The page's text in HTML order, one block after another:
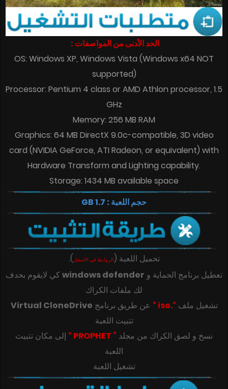
الحد الأدنى من المواصفات :
OS: Windows XP, Windows Vista (Windows x64 NOT
supported)
Processor: Pentium 4 class or AMD Athlon processor, 1.5
GHz
Memory: 256 MB RAM
Graphics: 64 MB DirectX 9.0c-compatible, 3D video
card (NVIDIA GeForce, ATI Radeon, or equivalent) with
Hardware Transform and Lighting capability.
Storage: 1434 MB available space
حجم اللعبة : 1.7 GB
تحميل اللعبة (الروابط في الاسفل)
.
تعطيل برنامج الحماية و windows defenderكي لايقوم بحدف
لك ملفات الكراك
تشغيل ملف “.iso “ عن طريق برنامج Virtual CloneDrive
تتبيت اللعبة
‎‫نسخ و لصق الكراك من مجلد ” PROPHET “
إلى مكان تتبيث
تشغيل اللعبة